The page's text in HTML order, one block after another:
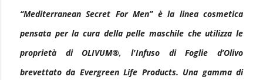
“Mediterranean Secret For Men” è la linea cosmetica
pensata per la cura della pelle maschile che utilizza le
proprietà di OLIVUM®, l'Infuso di Foglie d’Olivo
brevettato da Evergreen Life Products. Una gamma di